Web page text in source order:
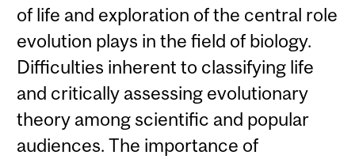
of life and exploration of the central role
evolution plays in the field of biology.
Difficulties inherent to classifying life
and critically assessing evolutionary
theory among scientific and popular
audiences. The importance of